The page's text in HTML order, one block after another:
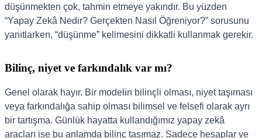
düşünmekten çok, tahmin etmeye yakındır. Bu yüzden
“Yapay Zekâ Nedir? Gerçekten Nasıl Öğreniyor?” sorusunu
yanıtlarken, “düşünme” kelimesini dikkatli kullanmak gerekir.
Bilinç, niyet ve farkındalık var mı?
Genel olarak hayır. Bir modelin bilinçli olması, niyet taşıması
veya farkındalığa sahip olması bilimsel ve felsefi olarak ayrı
bir tartışma. Günlük hayatta kullandığımız yapay zekâ
araçları ise bu anlamda bilinç taşımaz. Sadece hesaplar ve